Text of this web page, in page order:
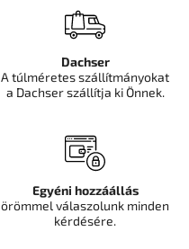
Dachser
A túlméretes szállítmányokat
a Dachser szállítja ki Önnek.
Egyéni hozzáállás
örömmel válaszolunk minden
kérdésére.